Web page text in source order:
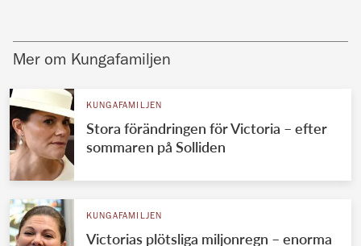
Mer om Kungafamiljen
KUNGAFAMILJEN
Stora förändringen för Victoria – efter
sommaren på Solliden
KUNGAFAMILJEN
Victorias plötsliga miljonregn – enorma